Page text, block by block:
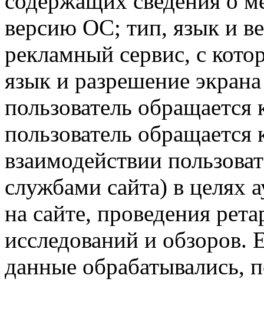
версию ОС; тип, язык и
рекламный сервис, с
язык и разрешение
пользователь обращается
пользователь обращается
взаимодействии
службами сайта) в целях
на сайте, проведения
исследований и обзоров.
данные обрабатывались,